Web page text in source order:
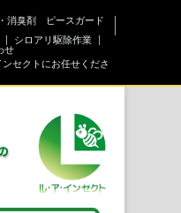
消臭剤 ピースガード
シロアリ駆除作業
せ
セクトにお任せくださ